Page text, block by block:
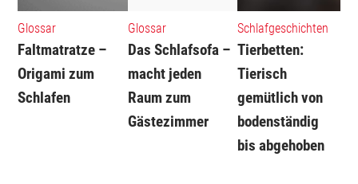
Glossar
Faltmatratze –
Origami zum
Schlafen
Glossar
Das Schlafsofa –
macht jeden
Raum zum
Gästezimmer
Schlafgeschichten
Tierbetten:
Tierisch
gemütlich von
bodenständig
bis abgehoben